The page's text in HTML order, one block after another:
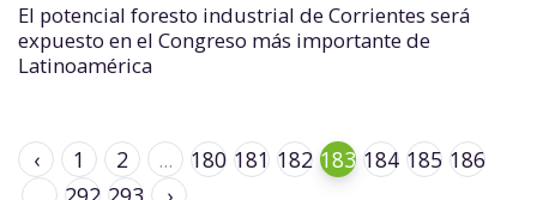
El potencial foresto industrial de Corrientes será
expuesto en el Congreso más importante de
Latinoamérica
‹ 1 2 ... 180 181 182 183 184 185 186